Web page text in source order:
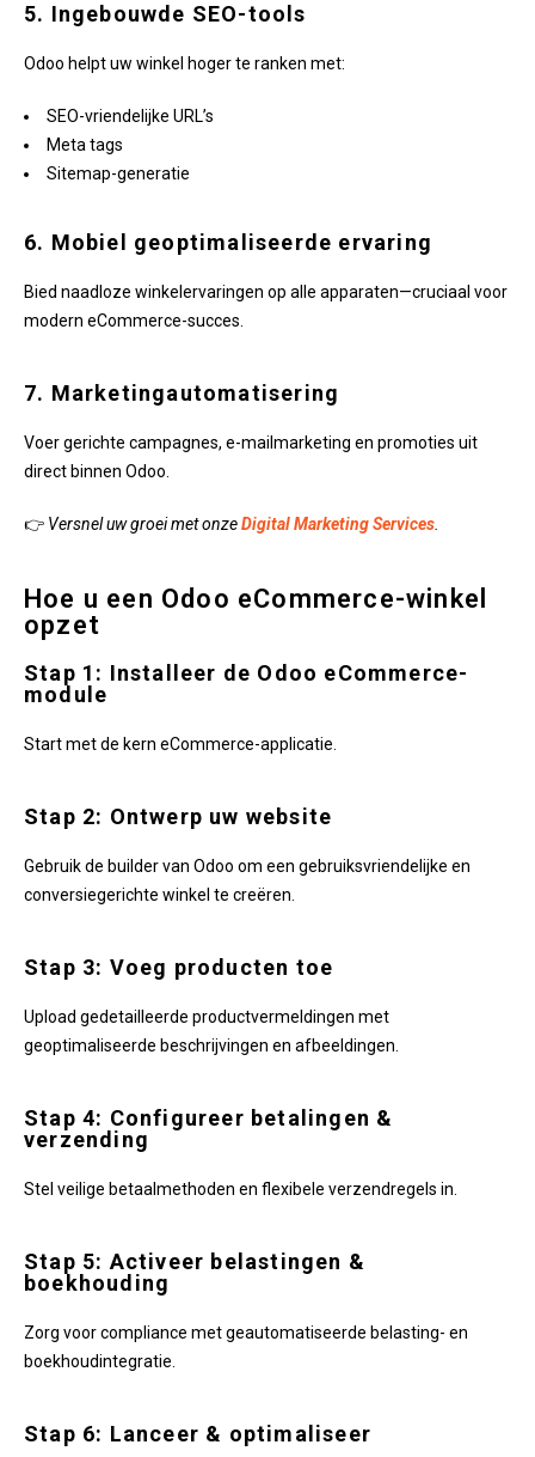
5. Ingebouwde SEO-tools
Odoo helpt uw winkel hoger te ranken met:
SEO-vriendelijke URL’s
Meta tags
Sitemap-generatie
6. Mobiel geoptimaliseerde ervaring
Bied naadloze winkelervaringen op alle apparaten—cruciaal voor
modern eCommerce-succes.
7. Marketingautomatisering
Voer gerichte campagnes, e-mailmarketing en promoties uit
direct binnen Odoo.
👉 Versnel uw groei met onzeDigital Marketing Services
Hoe u een Odoo eCommerce-winkel
opzet
Stap 1: Installeer de Odoo eCommerce-
module
Start met de kern eCommerce-applicatie.
Stap 2: Ontwerp uw website
Gebruik de builder van Odoo om een gebruiksvriendelijke en
conversiegerichte winkel te creëren.
Stap 3: Voeg producten toe
Upload gedetailleerde productvermeldingen met
geoptimaliseerde beschrijvingen en afbeeldingen.
Stap 4: Configureer betalingen &
verzending
Stel veilige betaalmethoden en flexibele verzendregels in.
Stap 5: Activeer belastingen &
boekhouding
Zorg voor compliance met geautomatiseerde belasting- en
boekhoudintegratie.
Stap 6: Lanceer & optimaliseer